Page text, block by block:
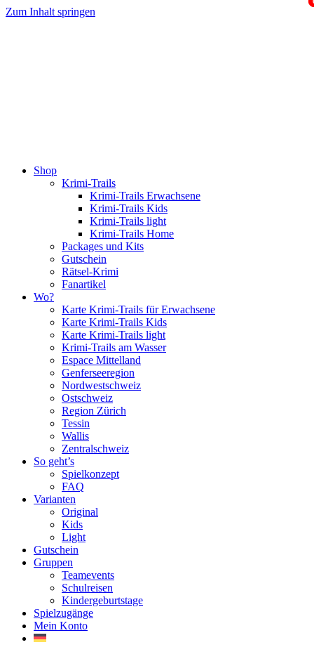
Zum Inhalt springen
Shop
Krimi-Trails
Krimi-Trails Erwachsene
Krimi-Trails Kids
Krimi-Trails light
Krimi-Trails Home
Packages und Kits
Gutschein
Rätsel-Krimi
Fanartikel
Wo?
Karte Krimi-Trails für Erwachsene
Karte Krimi-Trails Kids
Karte Krimi-Trails light
Krimi-Trails am Wasser
Espace Mittelland
Genferseeregion
Nordwestschweiz
Ostschweiz
Region Zürich
Tessin
Wallis
Zentralschweiz
So geht’s
Spielkonzept
FAQ
Varianten
Original
Kids
Light
Gutschein
Gruppen
Teamevents
Schulreisen
Kindergeburtstage
Spielzugänge
Mein Konto